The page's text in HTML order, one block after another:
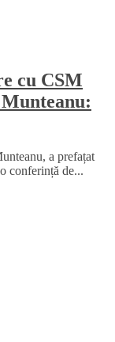
cu CSM
a prefațat
conferință de...